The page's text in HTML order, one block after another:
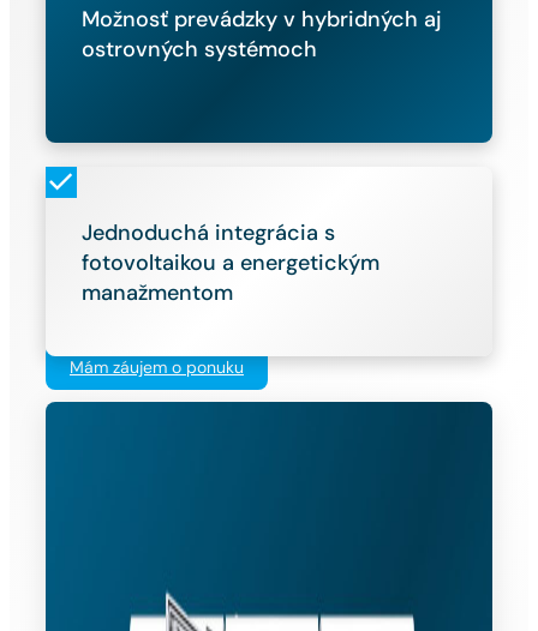
Možnosť prevádzky v hybridných aj
ostrovných systémoch
Jednoduchá integrácia s
fotovoltaikou a energetickým
manažmentom
Mám záujem o ponuku